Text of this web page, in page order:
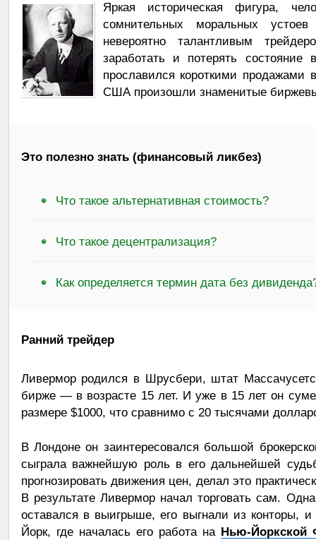
Яркая историческая фигура,
сомнительных моральных
невероятно талантливым
заработать и потерять
прославился короткими продажами
США произошли знаменитые
Это полезно знать (финансовый ликбез)
Что такое альтернативная стоимость?
Что такое децентрализация?
Как определяется термин дата без
Ранний трейдер
Ливермор родился в Шрусбери, штат
бирже — в возрасте 15 лет. И уже в 15 лет он
размере $1000, что сравнимо с 20 тысячами
В Лондоне он заинтересовался большой
сыграла важнейшую роль в его дальнейшей
прогнозировать движения цен, делал это
В результате Ливермор начал торговать сам.
оставался в выигрыше, его выгнали из конторы,
Йорк, где началась его работа на Нью-Йоркской